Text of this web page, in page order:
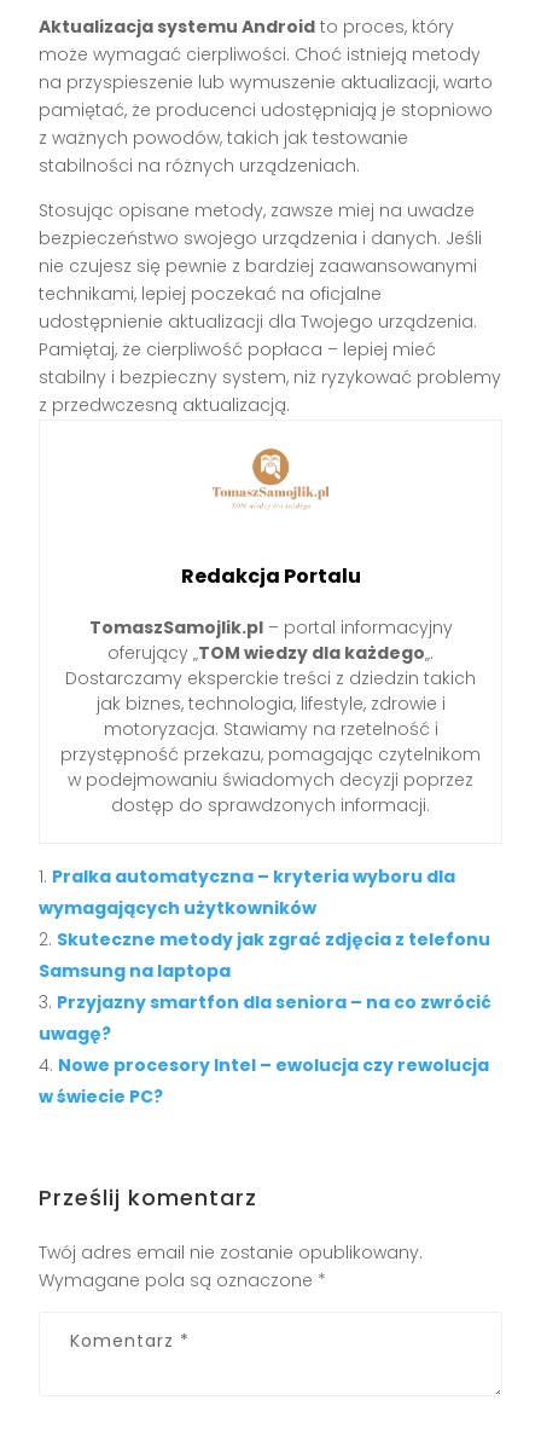
Aktualizacja systemu Android to proces, który
może wymagać cierpliwości. Choć istnieją metody
na przyspieszenie lub wymuszenie aktualizacji, warto
pamiętać, że producenci udostępniają je stopniowo
z ważnych powodów, takich jak testowanie
stabilności na różnych urządzeniach.
Stosując opisane metody, zawsze miej na uwadze
bezpieczeństwo swojego urządzenia i danych. Jeśli
nie czujesz się pewnie z bardziej zaawansowanymi
technikami, lepiej poczekać na oficjalne
udostępnienie aktualizacji dla Twojego urządzenia.
Pamiętaj, że cierpliwość popłaca – lepiej mieć
stabilny i bezpieczny system, niż ryzykować problemy
z przedwczesną aktualizacją.
Redakcja Portalu
TomaszSamojlik.pl– portal informacyjny
oferujący „TOM wiedzy dla każdego„.
Dostarczamy eksperckie treści z dziedzin takich
jak biznes, technologia, lifestyle, zdrowie i
motoryzacja. Stawiamy na rzetelność i
przystępność przekazu, pomagając czytelnikom
w podejmowaniu świadomych decyzji poprzez
dostęp do sprawdzonych informacji.
Pralka automatyczna – kryteria wyboru dla
wymagających użytkowników
Skuteczne metody jak zgrać zdjęcia z telefonu
Samsung na laptopa
Przyjazny smartfon dla seniora – na co zwrócić
uwagę?
Nowe procesory Intel – ewolucja czy rewolucja
w świecie PC?
Prześlij komentarz
Twój adres email nie zostanie opublikowany.
Wymagane pola są oznaczone *